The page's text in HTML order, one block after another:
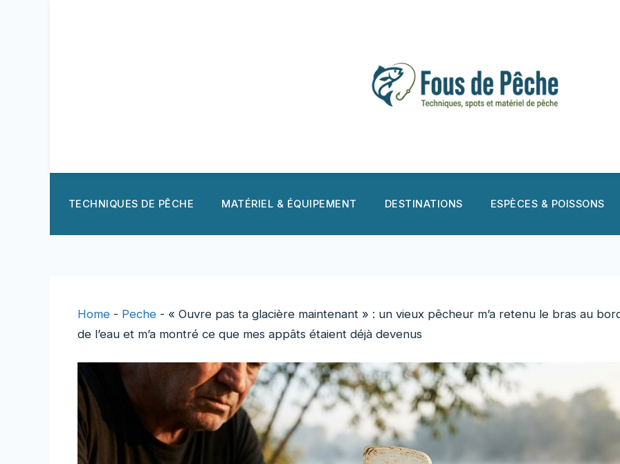
TECHNIQUES DE PÊCHE MATÉRIEL & ÉQUIPEMENT DESTINATIONS ESPÈCES & POISSONS
Home - Peche - « Ouvre pas ta glacière maintenant » : un vieux pêcheur m’a retenu le bras au
de l’eau et m’a montré ce que mes appâts étaient déjà devenus